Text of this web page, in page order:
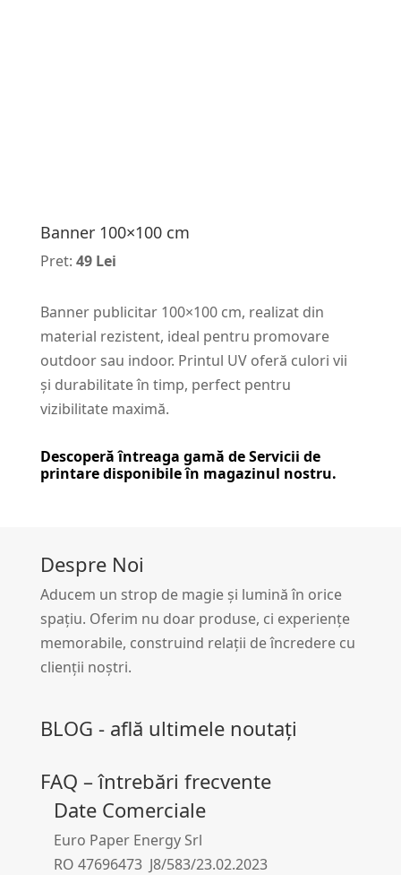
Banner 100×100 cm
Pret: 49 Lei
Banner publicitar 100×100 cm, realizat din
material rezistent, ideal pentru promovare
outdoor sau indoor. Printul UV oferă culori vii
și durabilitate în timp, perfect pentru
vizibilitate maximă.
Descoperă întreaga gamă deServicii de
printaredisponibile în magazinul nostru.
Despre Noi
Aducem un strop de magie și lumină în orice
spațiu. Oferim nu doar produse, ci experiențe
memorabile, construind relații de încredere cu
clienții noștri.
BLOG - află ultimele noutați
FAQ – întrebări frecvente
Date Comerciale
Euro Paper Energy Srl
RO 47696473 J8/583/23.02.2023